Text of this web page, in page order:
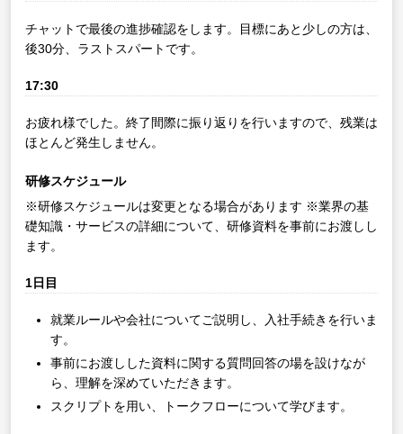
チャットで最後の進捗確認をします。目標にあと少しの方は、
後30分、ラストスパートです。
17:30
お疲れ様でした。終了間際に振り返りを行いますので、残業は
ほとんど発生しません。
研修スケジュール
※研修スケジュールは変更となる場合があります ※業界の基
礎知識・サービスの詳細について、研修資料を事前にお渡しし
ます。
1日目
就業ルールや会社についてご説明し、入社手続きを行いま
す。
事前にお渡しした資料に関する質問回答の場を設けなが
ら、理解を深めていただきます。
スクリプトを用い、トークフローについて学びます。